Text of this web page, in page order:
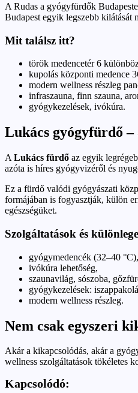
A Rudas a gyógyfürdők
Budapest egyik legszebb kilátását
Mit találsz itt?
török medencetér 6
kupolás központi medence
modern wellness részleg
infraszauna, finn szauna,
gyógykezelések, ivókúra.
Lukács gyógyfürdő –
A Lukács fürdő az egyik
azóta is híres gyógyvizéről és
Ez a fürdő valódi gyógyászati
formájában is fogyasztják, külön
egészségüket.
Szolgáltatások és
gyógymedencék (32–40
ivókúra lehetőség,
szaunavilág, sószoba,
gyógykezelések:
modern wellness részleg.
Nem csak egyszeri
Akár a kikapcsolódás, akár a
wellness szolgáltatások tökéletes
Kapcsolódó: